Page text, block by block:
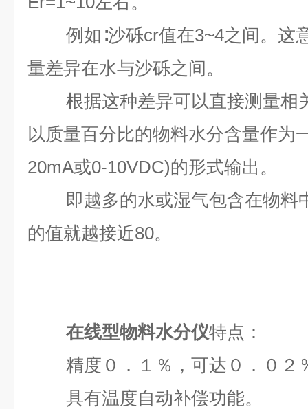
例如∶沙砾cr值在3~4之间。这
量差异在水与沙砾之间。
根据这种差异可以直接测量相
以质量百分比的物料水分含量作为
20mA或0-10VDC)的形式输出。
即越多的水或湿气包含在物料
的值就越接近80。
在线型物料水分仪特点：
精度０．１％，可达０．０２
具有温度自动补偿功能。